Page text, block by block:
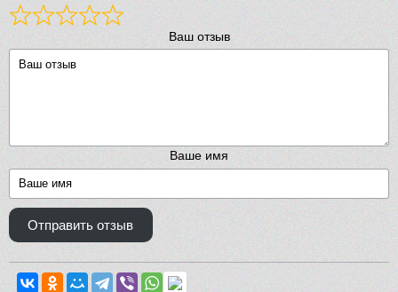
Ваш отзыв
Ваше имя
Отправить отзыв